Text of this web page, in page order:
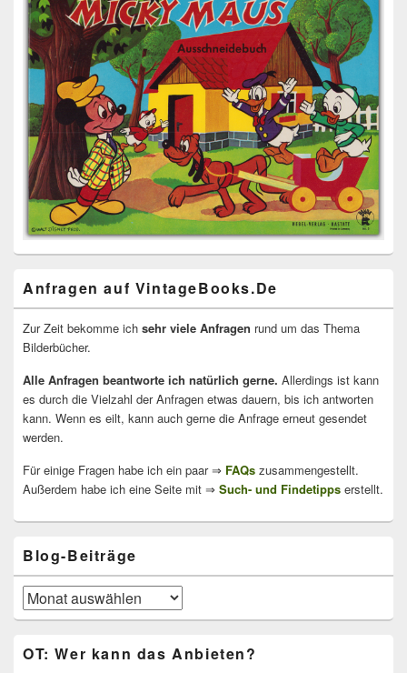
Anfragen auf VintageBooks.De
Zur Zeit bekomme ich sehr viele Anfragen rund um das Thema
Bilderbücher.
Alle Anfragen beantworte ich natürlich gerne. Allerdings ist kann
es durch die Vielzahl der Anfragen etwas dauern, bis ich antworten
kann. Wenn es eilt, kann auch gerne die Anfrage erneut gesendet
werden.
Für einige Fragen habe ich ein paar ⇒ FAQs zusammengestellt.
Außerdem habe ich eine Seite mit ⇒ Such- und Findetipps erstellt.
Blog-Beiträge
Blog-
Beiträge
OT: Wer kann das Anbieten?